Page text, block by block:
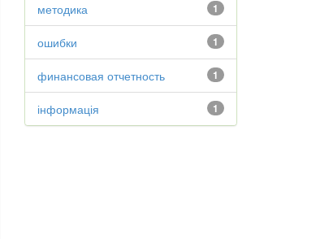
1
методика
1
ошибки
1
финансовая отчетность
1
інформація